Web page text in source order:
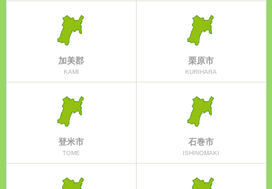
加美郡
KAMI
栗原市
KURIHARA
登米市
TOME
石巻市
ISHINOMAKI